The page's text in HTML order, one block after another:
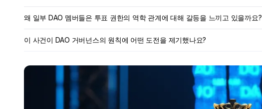
왜 일부 DAO 멤버들은 투표 권한의 역학 관계에 대해 갈등을 느끼고 있을까요?
이 사건이 DAO 거버넌스의 원칙에 어떤 도전을 제기했나요?